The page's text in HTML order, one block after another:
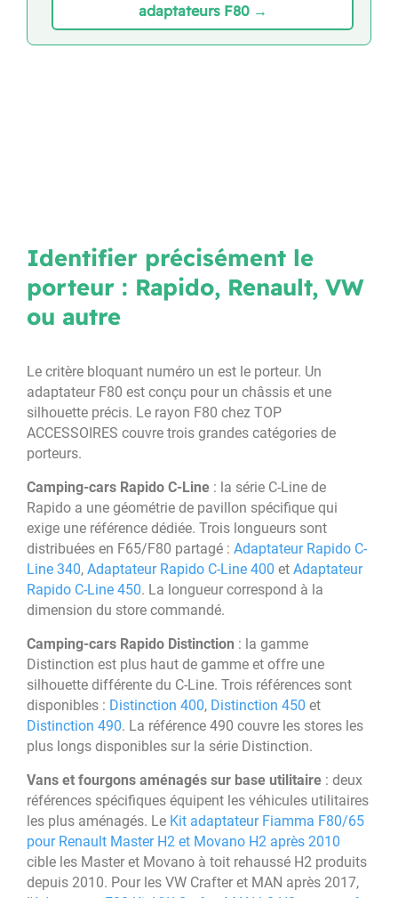
adaptateurs F80 →
Identifier précisément le
porteur : Rapido, Renault, VW
ou autre
Le critère bloquant numéro un est le porteur. Un
adaptateur F80 est conçu pour un châssis et une
silhouette précis. Le rayon F80 chez TOP
ACCESSOIRES couvre trois grandes catégories de
porteurs.
Camping-cars Rapido C-Line : la série C-Line de
Rapido a une géométrie de pavillon spécifique qui
exige une référence dédiée. Trois longueurs sont
distribuées en F65/F80 partagé : Adaptateur Rapido C-
Line 340, Adaptateur Rapido C-Line 400 et Adaptateur
Rapido C-Line 450. La longueur correspond à la
dimension du store commandé.
Camping-cars Rapido Distinction : la gamme
Distinction est plus haut de gamme et offre une
silhouette différente du C-Line. Trois références sont
disponibles : Distinction 400, Distinction 450 et
Distinction 490. La référence 490 couvre les stores les
plus longs disponibles sur la série Distinction.
Vans et fourgons aménagés sur base utilitaire : deux
références spécifiques équipent les véhicules utilitaires
les plus aménagés. Le Kit adaptateur Fiamma F80/65
pour Renault Master H2 et Movano H2 après 2010
cible les Master et Movano à toit rehaussé H2 produits
depuis 2010. Pour les VW Crafter et MAN après 2017,